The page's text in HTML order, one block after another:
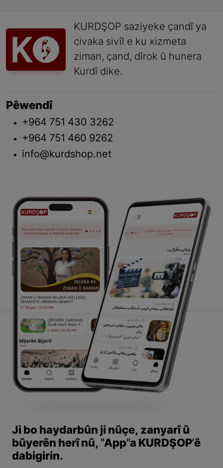
KURDŞOP saziyeke çandî ya
civaka sivîl e ku xizmeta
ziman, çand, dîrok û hunera
Kurdî dike.
Pêwendî
+964 751 430 3262
+964 751 460 9262
info@kurdshop.net
Ji bo haydarbûn ji nûçe, zanyarî û
bûyerên herî nû, "App"a KURDŞOP'ê
dabigirin.